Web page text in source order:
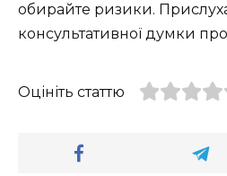
обирайте ризики.
консультативної думки
Оцініть статтю